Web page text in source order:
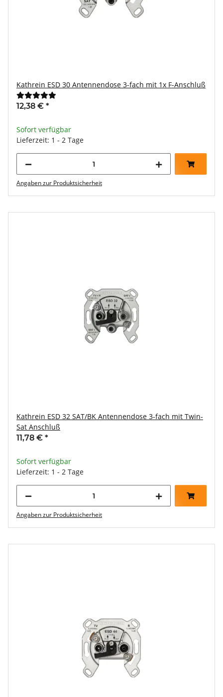
Kathrein ESD 30 Antennendose 3-fach mit 1x F-Anschluß
12,38 € *
Sofort verfügbar
Lieferzeit: 1 - 2 Tage
Angaben zur Produktsicherheit
Kathrein ESD 32 SAT/BK Antennendose 3-fach mit Twin-
Sat Anschluß
11,78 € *
Sofort verfügbar
Lieferzeit: 1 - 2 Tage
Angaben zur Produktsicherheit